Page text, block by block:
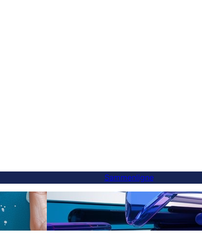
Sammenligne
Endelig, et bedre Weglot-alternativ — og
du kan bytte på 5 minutter